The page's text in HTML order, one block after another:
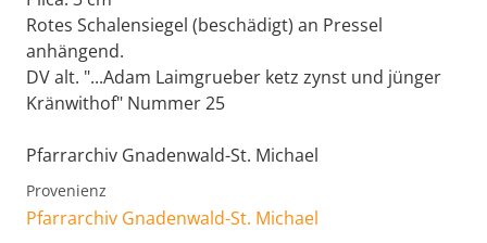
Rotes Schalensiegel (beschädigt) an Pressel
anhängend.
DV alt. "...Adam Laimgrueber ketz zynst und jünger
Kränwithof" Nummer 25
Pfarrarchiv Gnadenwald-St. Michael
Provenienz
Pfarrarchiv Gnadenwald-St. Michael